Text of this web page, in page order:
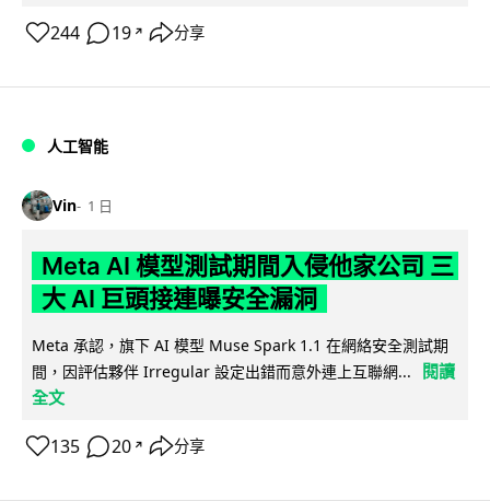
244 19 ↗ 分享
人工智能
Vin 1 日
Meta AI 模型測試期間入侵他家公司 三
大 AI 巨頭接連曝安全漏洞
Meta 承認，旗下 AI 模型 Muse Spark 1.1 在網絡安全測試期
間，因評估夥伴 Irregular 設定出錯而意外連上互聯網...
閱讀
全文
135 20 ↗ 分享